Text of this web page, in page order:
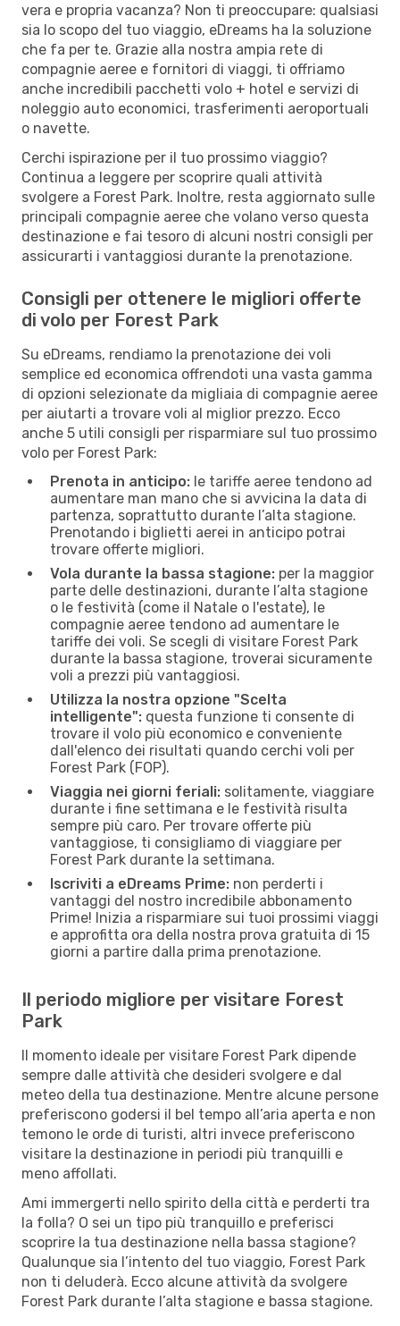
vera e propria vacanza? Non ti preoccupare: qualsiasi
sia lo scopo del tuo viaggio, eDreams ha la soluzione
che fa per te. Grazie alla nostra ampia rete di
compagnie aeree e fornitori di viaggi, ti offriamo
anche incredibili pacchetti volo + hotel e servizi di
noleggio auto economici, trasferimenti aeroportuali
o navette.
Cerchi ispirazione per il tuo prossimo viaggio?
Continua a leggere per scoprire quali attività
svolgere a Forest Park. Inoltre, resta aggiornato sulle
principali compagnie aeree che volano verso questa
destinazione e fai tesoro di alcuni nostri consigli per
assicurarti i vantaggiosi durante la prenotazione.
Consigli per ottenere le migliori offerte
di volo per Forest Park
Su eDreams, rendiamo la prenotazione dei voli
semplice ed economica offrendoti una vasta gamma
di opzioni selezionate da migliaia di compagnie aeree
per aiutarti a trovare voli al miglior prezzo. Ecco
anche 5 utili consigli per risparmiare sul tuo prossimo
volo per Forest Park:
Prenota in anticipo: le tariffe aeree tendono ad
aumentare man mano che si avvicina la data di
partenza, soprattutto durante l’alta stagione.
Prenotando i biglietti aerei in anticipo potrai
trovare offerte migliori.
Vola durante la bassa stagione: per la maggior
parte delle destinazioni, durante l’alta stagione
o le festività (come il Natale o l'estate), le
compagnie aeree tendono ad aumentare le
tariffe dei voli. Se scegli di visitare Forest Park
durante la bassa stagione, troverai sicuramente
voli a prezzi più vantaggiosi.
Utilizza la nostra opzione "Scelta
intelligente": questa funzione ti consente di
trovare il volo più economico e conveniente
dall'elenco dei risultati quando cerchi voli per
Forest Park (FOP).
Viaggia nei giorni feriali: solitamente, viaggiare
durante i fine settimana e le festività risulta
sempre più caro. Per trovare offerte più
vantaggiose, ti consigliamo di viaggiare per
Forest Park durante la settimana.
Iscriviti a eDreams Prime: non perderti i
vantaggi del nostro incredibile abbonamento
Prime! Inizia a risparmiare sui tuoi prossimi viaggi
e approfitta ora della nostra prova gratuita di 15
giorni a partire dalla prima prenotazione.
Il periodo migliore per visitare Forest
Park
Il momento ideale per visitare Forest Park dipende
sempre dalle attività che desideri svolgere e dal
meteo della tua destinazione. Mentre alcune persone
preferiscono godersi il bel tempo all’aria aperta e non
temono le orde di turisti, altri invece preferiscono
visitare la destinazione in periodi più tranquilli e
meno affollati.
Ami immergerti nello spirito della città e perderti tra
la folla? O sei un tipo più tranquillo e preferisci
scoprire la tua destinazione nella bassa stagione?
Qualunque sia l’intento del tuo viaggio, Forest Park
non ti deluderà. Ecco alcune attività da svolgere
Forest Park durante l’alta stagione e bassa stagione.